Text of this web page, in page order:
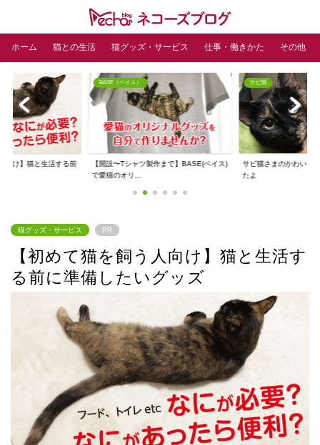
ホーム 猫との生活 猫グッズ・サービス 仕事・働きかた その他
向け】猫と生活する前
BASE（ベイス）
【開設〜Tシャツ製作まで】BASE(ベイス)
で愛猫のオリ...
サビ猫
サビ猫さまのかわいい
たよ
猫グッズ・サービス PR
【初めて猫を飼う人向け】猫と生活す
る前に準備したいグッズ